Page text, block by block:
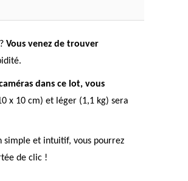
Vous venez de trouver
dans ce lot, vous
x 10 cm) et léger (1,1 kg) sera
simple et intuitif, vous pourrez
de clic !